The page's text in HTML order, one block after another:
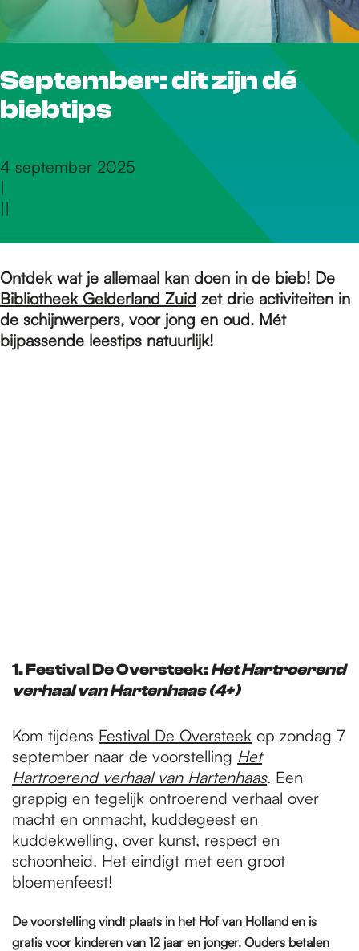
r
d
e
o
m
September: dit zijn dé
biebtips
4 september 2025
|
||
Ontdek wat je allemaal kan doen in de bieb! De
Bibliotheek Gelderland Zuid zet drie activiteiten in
de schijnwerpers, voor jong en oud. Mét
bijpassende leestips natuurlijk!
1. Festival De Oversteek:Het Hartroerend
verhaal van Hartenhaas (4+)
Kom tijdens Festival De Oversteek op zondag 7
september naar de voorstelling Het
Hartroerend verhaal van Hartenhaas. Een
grappig en tegelijk ontroerend verhaal over
macht en onmacht, kuddegeest en
kuddekwelling, over kunst, respect en
schoonheid. Het eindigt met een groot
bloemenfeest!
De voorstelling vindt plaats in het Hof van Holland en is
gratis voor kinderen van 12 jaar en jonger. Ouders betalen